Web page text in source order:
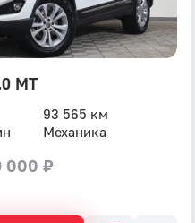
MT
93 565 км
Механика
000 ₽